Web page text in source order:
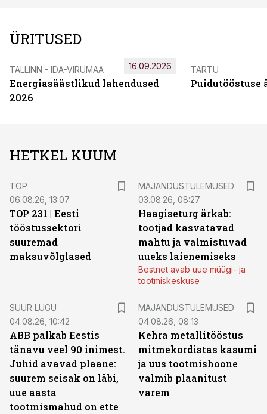
ÜRITUSED
TALLINN - IDA-VIRUMAA
Energiasäästlikud lahendused
2026
16.09.2026 TARTU
Puidutööstuse
HETKEL KUUM
TOP
06.08.26, 13:07
TOP 231 | Eesti
tööstussektori
suuremad
maksuvõlglased
MAJANDUSTULEMUSED
03.08.26, 08:27
Haagiseturg ärkab:
tootjad kasvatavad
mahtu ja valmistuvad
uueks laienemiseks
Bestnet avab uue müügi- ja
tootmiskeskuse
SUUR LUGU
04.08.26, 10:42
ABB palkab Eestis
tänavu veel 90 inimest.
Juhid avavad plaane:
suurem seisak on läbi,
uue aasta
tootmismahud on ette
MAJANDUSTULEMUSED
04.08.26, 08:13
Kehra metallitööstus
mitmekordistas kasumi
ja uus tootmishoone
valmib plaanitust
varem